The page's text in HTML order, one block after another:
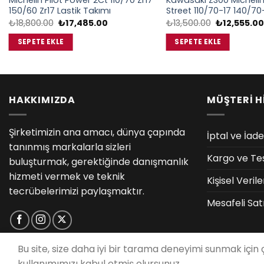
150/60 Zr17 Lastik Takımı
₺18,800.00 Orijinal
fiyat:
₺18,800.00.
₺17,485.00
SEPETE EKLE
Street 110/70-17 140/
₺13,500.00 Orijinal
fiyat:
₺13,500.00.
₺12,555.00
SEPETE EKLE
HAKKIMIZDA
Şirketimizin ana amacı, dünya çapında
tanınmış markalarla sizleri
buluşturmak, gerektiğinde danışmanlık
hizmeti vermek ve teknik
tecrübelerimizi paylaşmaktır.
MÜŞTERİ
İptal ve
Kargo ve
Kişisel
Mesafeli
Bu site, size daha iyi bir tarama deneyimi sunmak